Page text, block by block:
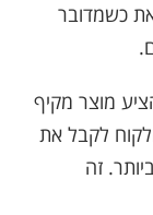
כשמדובר
מוצר מקיף
לקבל את
זה